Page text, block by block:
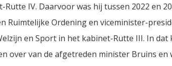
IV. Daarvoor was hij tussen 2022 en
Ruimtelijke Ordening en viceminister-
en Sport in het kabinet-Rutte III. In dat
over van de afgetreden minister Bruins en